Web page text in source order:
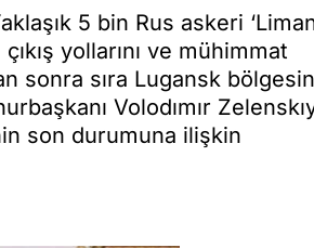
5 bin Rus askeri
yollarını ve mühimmat
sonra sıra Lugansk
Volodımır
son durumuna ilişkin